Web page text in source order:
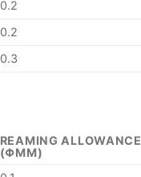
0.2
0.2
0.3
REAMING ALLOWANCE
(ΦMM)